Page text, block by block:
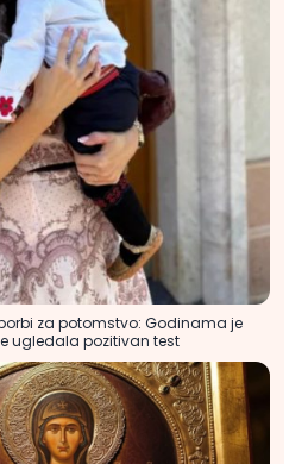
za potomstvo: Godinama je
ugledala pozitivan test